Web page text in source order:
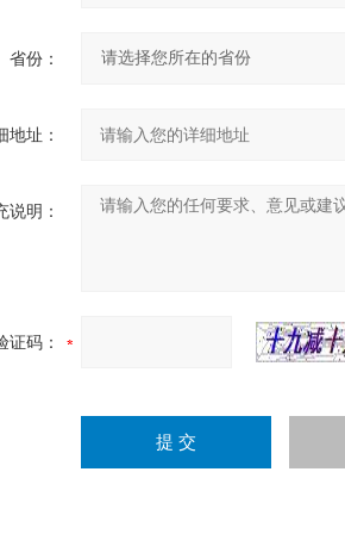
省份：
地址：
说明：
证码：